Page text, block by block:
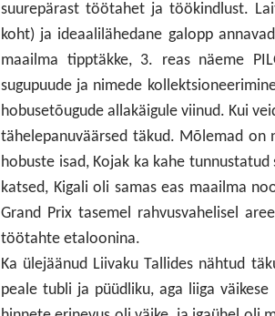
suurepärast töötahet ja töökindlust.
koht) ja ideaalilähedane galopp
maailma tipptäkke, 3. reas näeme
sugupuude ja nimede
hobusetõugude allakäigule viinud. Kui
tähelepanuväärsed täkud. Mõlemad on
hobuste isad, Kojak ka kahe
katsed, Kigali oli samas eas maailma
Grand Prix tasemel rahvusvahelisel
töötahte etaloonina.
Ka ülejäänud Liivaku Tallides nähtud
peale tubli ja püüdliku, aga liiga